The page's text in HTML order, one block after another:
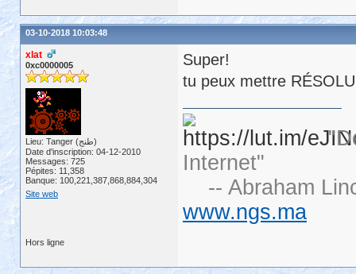
03-10-2018 10:03:48
xlat
0xc0000005
Lieu: Tanger (طنج)
Date d'inscription: 04-12-2010
Messages: 725
Pépites: 11,358
Banque: 100,221,387,868,884,304
Site web
Super!
tu peux mettre
Internet"
-- Abraham
www.ngs.ma
Hors ligne